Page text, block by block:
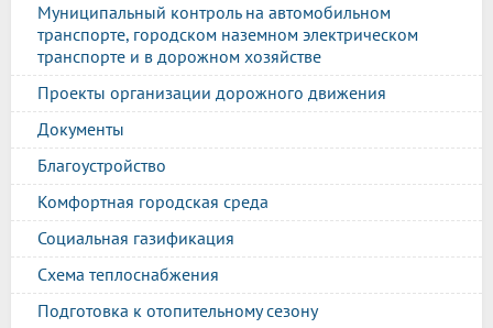
Муниципальный контроль на автомобильном
транспорте, городском наземном электрическом
транспорте и в дорожном хозяйстве
Проекты организации дорожного движения
Документы
Благоустройство
Комфортная городская среда
Социальная газификация
Схема теплоснабжения
Подготовка к отопительному сезону